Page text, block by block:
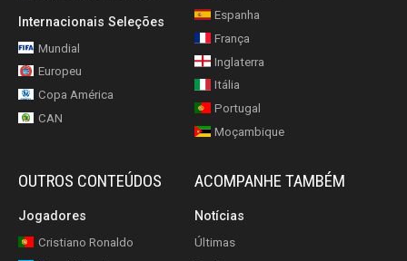
Internacionais Seleções
Mundial
Europeu
Copa América
CAN
Espanha
França
Inglaterra
Itália
Portugal
Moçambique
OUTROS CONTEÚDOS
Jogadores
Cristiano Ronaldo
ACOMPANHE TAMBÉM
Notícias
Últimas